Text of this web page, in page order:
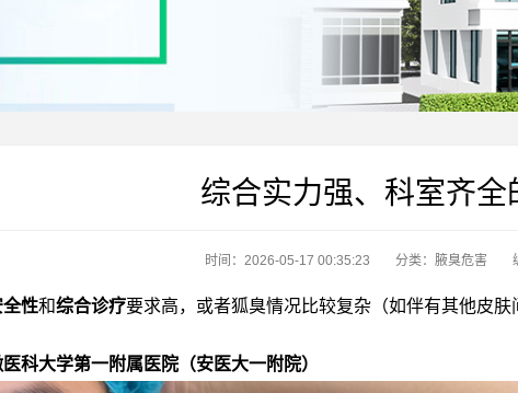
综合实力强、科室齐全
时间：2026-05-17 00:35:23 分类： 腋臭危害
全性和综合诊疗要求高，或者狐臭情况比较复杂（如伴有其他皮肤
科大学第一附属医院（安医大一附院）